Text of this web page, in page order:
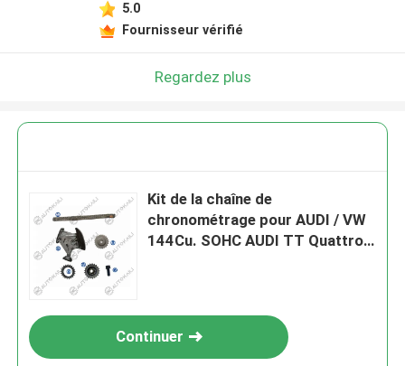
5.0
Fournisseur vérifié
Regardez plus
Kit de la chaîne de
chronométrage pour AUDI / VW
144Cu. SOHC AUDI TT Quattro
Continuer